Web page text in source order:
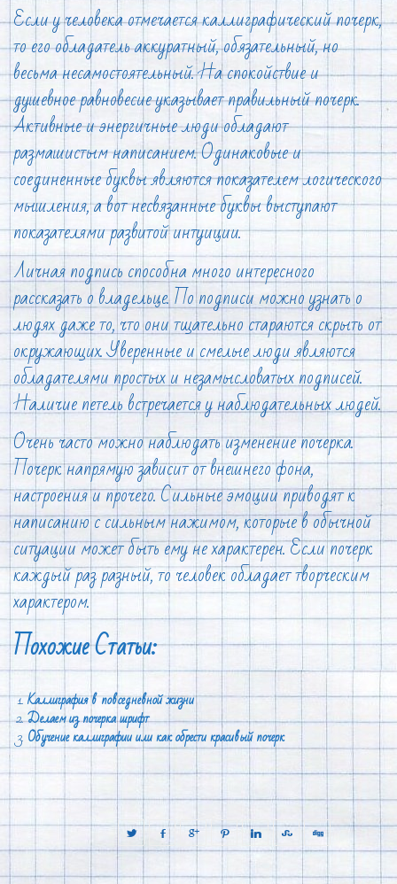
Если у человека отмечается каллиграфический почерк,
то его обладатель аккуратный, обязательный, но
весьма несамостоятельный. На спокойствие и
душевное равновесие указывает правильный почерк.
Активные и энергичные люди обладают
размашистым написанием. Одинаковые и
соединенные буквы являются показателем логического
мышления, а вот несвязанные буквы выступают
показателями развитой интуиции.
Личная подпись способна много интересного
рассказать о владельце. По подписи можно узнать о
людях даже то, что они тщательно стараются скрыть от
окружающих. Уверенные и смелые люди являются
обладателями простых и незамысловатых подписей.
Наличие петель встречается у наблюдательных людей.
Очень часто можно наблюдать изменение почерка.
Почерк напрямую зависит от внешнего фона,
настроения и прочего. Сильные эмоции приводят к
написанию с сильным нажимом, которые в обычной
ситуации может быть ему не характерен. Если почерк
каждый раз разный, то человек обладает творческим
характером.
Похожие Статьи:
Каллиграфия в повседневной жизни
Делаем из почерка шрифт
Обучение каллиграфии или как обрести красивый почерк